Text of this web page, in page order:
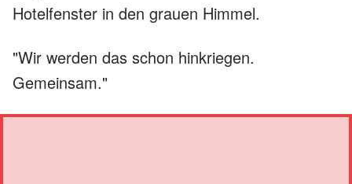
Hotelfenster in den grauen Himmel.
"Wir werden das schon hinkriegen.
Gemeinsam."